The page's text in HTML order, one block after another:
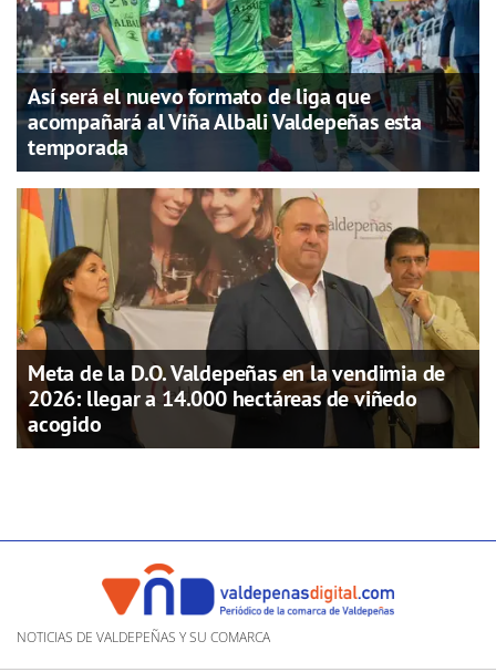
Así será el nuevo formato de liga que
acompañará al Viña Albali Valdepeñas esta
temporada
Meta de la D.O. Valdepeñas en la vendimia de
2026: llegar a 14.000 hectáreas de viñedo
acogido
NOTICIAS DE VALDEPEÑAS Y SU COMARCA